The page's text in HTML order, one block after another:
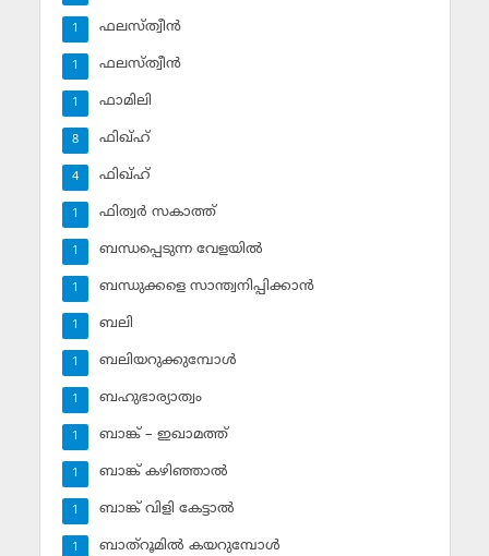
ഫലസ്ത്വീൻ
1
ഫലസ്ത്വീൻ
1
ഫാമിലി
1
ഫിഖ്ഹ്
8
ഫിഖ്ഹ്‌
4
ഫിത്വര്‍ സകാത്ത്‌
1
ബന്ധപ്പെടുന്ന വേളയില്‍
1
ബന്ധുക്കളെ സാന്ത്വനിപ്പിക്കാന്‍
1
ബലി
1
ബലിയറുക്കുമ്പോള്‍
1
ബഹുഭാര്യാത്വം
1
ബാങ്ക് – ഇഖാമത്ത്
1
ബാങ്ക് കഴിഞ്ഞാല്‍
1
ബാങ്ക് വിളി കേട്ടാല്‍
1
ബാത്‌റൂമില്‍ കയറുമ്പോള്‍
1